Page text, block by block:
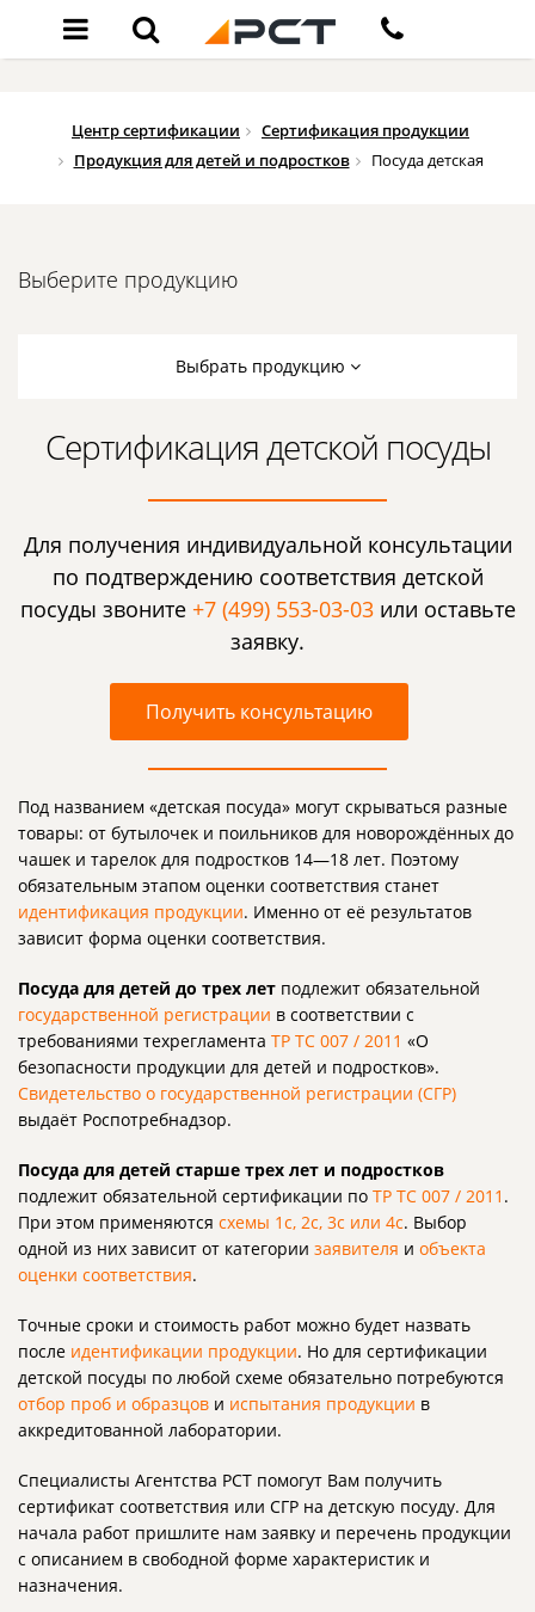
Центр сертификации
Сертификация продукции
Продукция для детей и подростков
Посуда детская
Выберите продукцию
Выбрать продукцию
Сертификация детской посуды
Для получения индивидуальной консультации
по подтверждению соответствия детской
посуды звоните +7 (499) 553-03-03или оставьте
заявку.
Получить консультацию
Под названием «детская посуда» могут скрываться разные
товары: от бутылочек и поильников для новорождённых до
чашек и тарелок для подростков 14—18 лет. Поэтому
обязательным этапом оценки соответствия станет
идентификация продукции. Именно от её результатов
зависит форма оценки соответствия.
Посуда для детей до трех лет подлежит обязательной
государственной регистрации в соответствии с
требованиями техрегламента ТР ТС 007 / 2011 «О
безопасности продукции для детей и подростков».
Свидетельство о государственной регистрации (СГР)
выдаёт Роспотребнадзор.
Посуда для детей старше трех лет и подростков
подлежит обязательной сертификации по ТР ТС 007 / 2011 .
При этом применяются схемы 1с, 2с, 3с или 4с. Выбор
одной из них зависит от категории заявителя и объекта
оценки соответствия.
Точные сроки и стоимость работ можно будет назвать
после идентификации продукции. Но для сертификации
детской посуды по любой схеме обязательно потребуются
отбор проб и образцов и испытания продукции в
аккредитованной лаборатории.
Специалисты Агентства РСТ помогут Вам получить
сертификат соответствия или СГР на детскую посуду. Для
начала работ пришлите нам заявку и перечень продукции
с описанием в свободной форме характеристик и
назначения.